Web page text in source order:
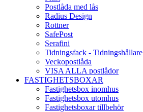
Postlåda med lås
Radius Design
Rottner
SafePost
Serafini
Tidningsfack - Tidningshållare
Veckopostlåda
VISA ALLA postlådor
FASTIGHETSBOXAR
Fastighetsbox inomhus
Fastighetsbox utomhus
Fastighetsboxar tillbehör